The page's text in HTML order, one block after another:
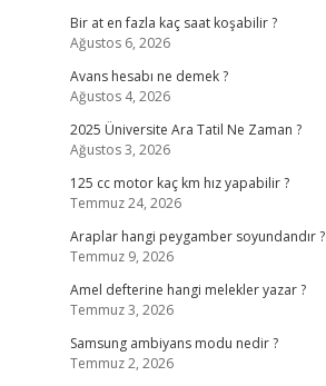
Bir at en fazla kaç saat koşabilir ?
Ağustos 6, 2026
Avans hesabı ne demek ?
Ağustos 4, 2026
2025 Üniversite Ara Tatil Ne Zaman ?
Ağustos 3, 2026
125 cc motor kaç km hız yapabilir ?
Temmuz 24, 2026
Araplar hangi peygamber soyundandır ?
Temmuz 9, 2026
Amel defterine hangi melekler yazar ?
Temmuz 3, 2026
Samsung ambiyans modu nedir ?
Temmuz 2, 2026